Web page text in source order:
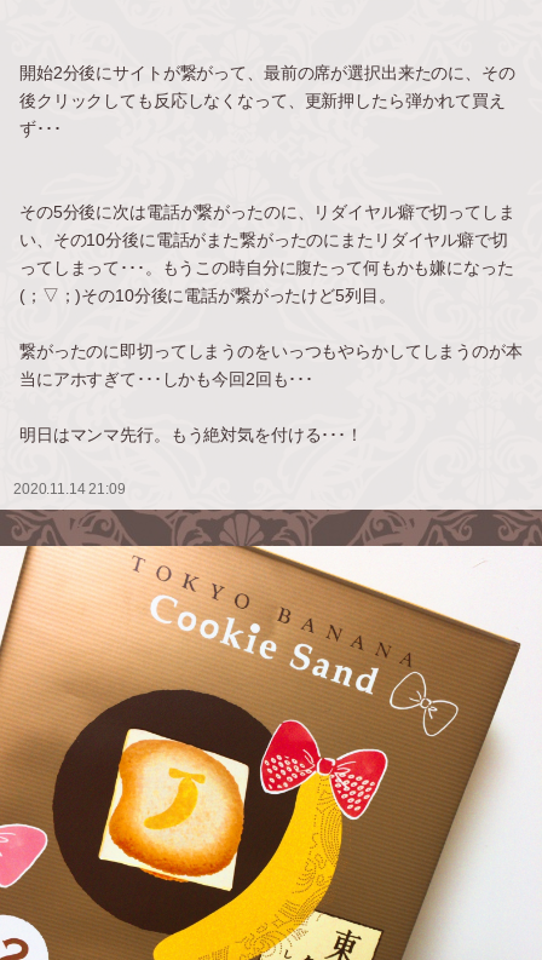
開始2分後にサイトが繋がって、最前の席が選択出来たのに、その
後クリックしても反応しなくなって、更新押したら弾かれて買え
ず･･･
その5分後に次は電話が繋がったのに、リダイヤル癖で切ってしま
い、その10分後に電話がまた繋がったのにまたリダイヤル癖で切
ってしまって･･･。もうこの時自分に腹たって何もかも嫌になった
(；▽；)その10分後に電話が繋がったけど5列目。
繋がったのに即切ってしまうのをいっつもやらかしてしまうのが本
当にアホすぎて･･･しかも今回2回も･･･
明日はマンマ先行。もう絶対気を付ける･･･！
2020.11.14 21:09